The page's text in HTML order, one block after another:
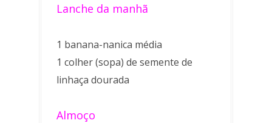
Lanche da manhã
1 banana-nanica média
1 colher (sopa) de semente de
linhaça dourada
Almoço